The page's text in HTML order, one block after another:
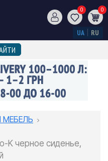
0 0
UA RU
K черное сиденье,